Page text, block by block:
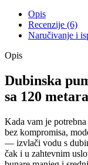
Opis
Recenzije (6)
Naručivanje i
Opis
Dubinska
sa 120
Kada vam je
bez kompromisa,
— izvlači vodu s
čak i u zahtevnim